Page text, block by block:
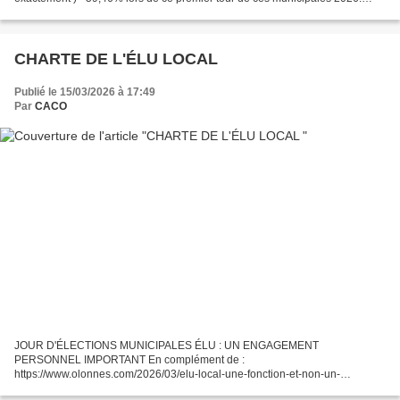
CHARTE DE L'ÉLU LOCAL
Publié le 15/03/2026 à 17:49
Par CACO
JOUR D'ÉLECTIONS MUNICIPALES ÉLU : UN ENGAGEMENT
PERSONNEL IMPORTANT En complément de :
https://www.olonnes.com/2026/03/elu-local-une-fonction-et-non-un-